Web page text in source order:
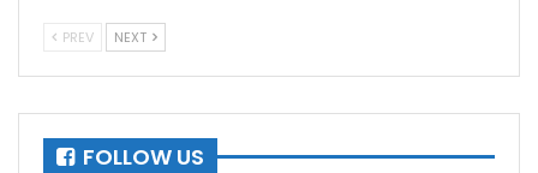
PREV NEXT
FOLLOW US